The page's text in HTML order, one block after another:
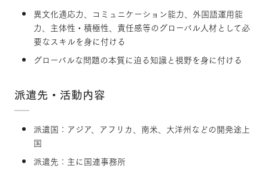
異文化適応力、コミュニケーション能力、外国語運用能
力、主体性・積極性、責任感等のグローバル人材として必
要なスキルを身に付ける
グローバルな問題の本質に迫る知識と視野を身に付ける
派遣先・活動内容
派遣国：アジア、アフリカ、南米、大洋州などの開発途上
国
派遣先：主に国連事務所